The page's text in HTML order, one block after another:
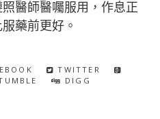
醫師醫囑服用，作息正
藥前更好。
TWITTER
DIGG